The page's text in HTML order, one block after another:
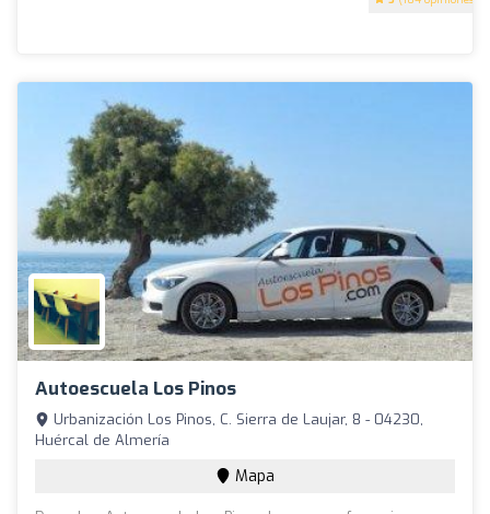
Autoescuela Los Pinos
Urbanización Los Pinos, C. Sierra de Laujar, 8 - 04230,
Huércal de Almería
Mapa